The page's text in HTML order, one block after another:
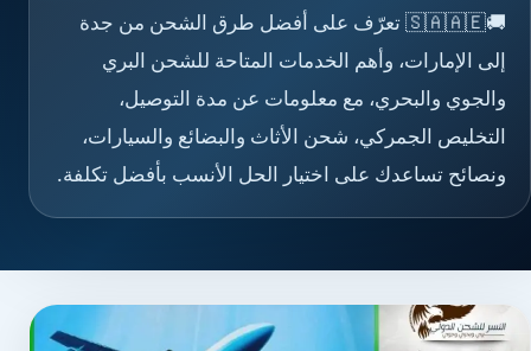
🚚🇸🇦🇦🇪 تعرّف على أفضل طرق الشحن من جدة
إلى الإمارات، وأهم الخدمات المتاحة للشحن البري
والجوي والبحري، مع معلومات عن مدة التوصيل،
التخليص الجمركي، شحن الأثاث والبضائع والسيارات،
ونصائح تساعدك على اختيار الحل الأنسب بأفضل تكلفة.